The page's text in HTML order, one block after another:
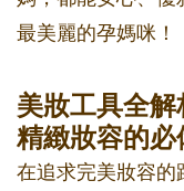
最美麗的孕媽咪！
美妝工具全
精緻妝容的必
在追求完美妝容的